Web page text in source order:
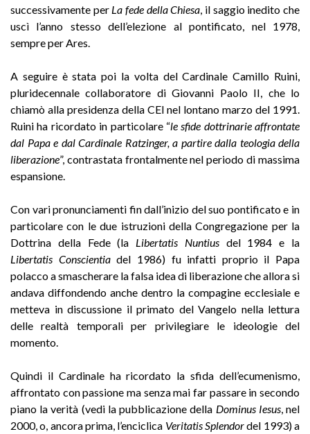
successivamente per La fede della Chiesa , il saggio inedito che
uscì l’anno stesso dell’elezione al pontificato, nel 1978,
sempre per Ares.
A seguire è stata poi la volta del Cardinale Camillo Ruini,
pluridecennale collaboratore di Giovanni Paolo II, che lo
chiamò alla presidenza della CEI nel lontano marzo del 1991.
Ruini ha ricordato in particolare “le sfide dottrinarie affrontate
dal Papa e dal Cardinale Ratzinger, a partire dalla teologia della
liberazione”, contrastata frontalmente nel periodo di massima
espansione.
Con vari pronunciamenti fin dall’inizio del suo pontificato e in
particolare con le due istruzioni della Congregazione per la
Dottrina della Fede (la Libertatis Nuntiusdel 1984 e la
Libertatis Conscientiadel 1986) fu infatti proprio il Papa
polacco a smascherare la falsa idea di liberazione che allora si
andava diffondendo anche dentro la compagine ecclesiale e
metteva in discussione il primato del Vangelo nella lettura
delle realtà temporali per privilegiare le ideologie del
momento.
Quindi il Cardinale ha ricordato la sfida dell’ecumenismo,
affrontato con passione ma senza mai far passare in secondo
piano la verità (vedi la pubblicazione della Dominus Iesus, nel
2000, o, ancora prima, l’enciclica Veritatis Splendordel 1993) a